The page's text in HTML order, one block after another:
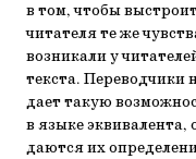
в том, чтобы
читателя те же
возникали у
текста. Переводчики
дает такую
в языке
даются их